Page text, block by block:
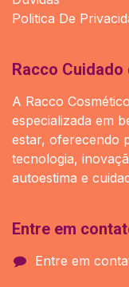
Politica De
Racco Cuidado
A Racco
especializada em
estar, oferecendo
tecnologia,
autoestima e
Entre em
Entre em